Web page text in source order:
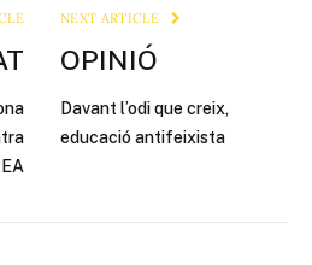
NEXT ARTICLE
OPINIÓ
Davant l’odi que creix,
educació antifeixista